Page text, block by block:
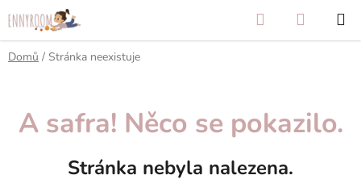
na
obsah
Hledat
KOŠÍK
Domů / Stránka neexistuje
A safra! Něco se pokazilo.
Stránka nebyla nalezena.